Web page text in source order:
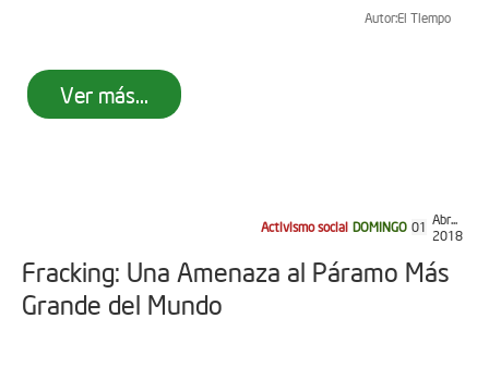
Autor:El Tiempo
Ver más...
Activismo social DOMINGO 01 Abr...
2018
Fracking: Una Amenaza al Páramo Más
Grande del Mundo